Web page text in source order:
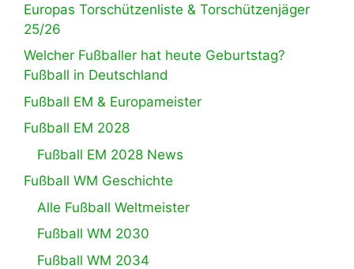
Europas Torschützenliste & Torschützenjäger
25/26
Welcher Fußballer hat heute Geburtstag?
Fußball in Deutschland
Fußball EM & Europameister
Fußball EM 2028
Fußball EM 2028 News
Fußball WM Geschichte
Alle Fußball Weltmeister
Fußball WM 2030
Fußball WM 2034